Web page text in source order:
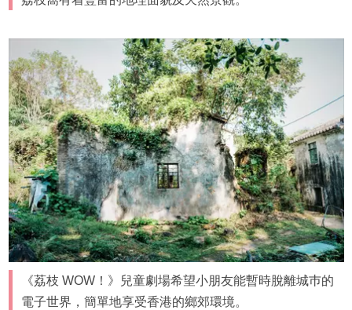
《荔枝 WOW！》兒童劇場希望小朋友能暫時脫離城巿的
電子世界，簡單地享受香港的鄉郊環境。